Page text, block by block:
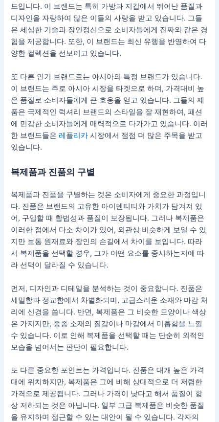
드입니다. 이 브랜드는 특히 가방과 지갑에서 뛰어난 품질과
디자인을 자랑하여 많은 이들의 사랑을 받고 있습니다. 그들
은 세심한 기술과 장인정신으로 소비자들에게 진짜와 같은 경
험을 제공합니다. 또한, 이 브랜드는 최신 유행을 반영하여 다
양한 컬렉션을 선보이고 있습니다.
또 다른 인기 브랜드로는 아시아의 특정 브랜드가 있습니다.
이 브랜드는 주로 아시아 시장을 타겟으로 하며, 가격대비 높
은 품질로 소비자들에게 큰 호응을 얻고 있습니다. 그들의 제
품은 국제적인 럭셔리 브랜드의 스타일을 잘 재현하여, 패션
에 민감한 소비자들에게 매력적으로 다가가고 있습니다. 이러
한 브랜드들은레플리카 시장에서 점점 더 많은 주목을 받고
있습니다.
복제품과 진품의 구별
복제품과 진품을 구별하는 것은 소비자에게 중요한 과정입니
다. 진품은 브랜드의 고유한 아이덴티티와 가치가 담겨져 있
어, 구입할 때 합법성과 품질이 보장됩니다. 그러나 복제품은
이러한 점에서 다소 차이가 있어, 외관상 비슷하게 보일 수 있
지만 보통 원재료와 장인의 손길에서 차이를 보입니다. 따라
서 복제품을 선택할 경우, 그가 어떤 요소를 중시하는지에 따
라 선택이 달라질 수 있습니다.
먼저, 디자인과 디테일을 분석하는 것이 중요합니다. 진품은
세밀함과 정교함에서 차별화되며, 고급스러운 소재와 마감 처
리에 신경을 씁니다. 반면, 복제품은 그 비슷한 모양이나 색상
은 가지지만, 종종 소재의 질감이나 마감에서 미흡함을 느낄
수 있습니다. 이로 인해 복제품을 선택할 때는 단순히 외적인
모습을 넘어서는 판단이 필요합니다.
또 다른 중요한 포인트는 가격입니다. 진품은 대개 높은 가격
대에 위치하지만, 복제품은 그에 비해 상대적으로 더 저렴한
가격으로 제공됩니다. 그러나 가격이 낮다고 해서 품질이 항
상 저하되는 것은 아닙니다. 일부 고급 복제품은 비슷한 품질
을 유지하며 접근할 수 있는 대안이 될 수 있습니다. 각자의